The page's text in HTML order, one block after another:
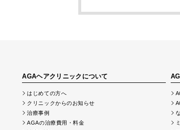
AGAヘアクリニックについて
はじめての方へ
クリニックからのお知らせ
治療事例
AGAの治療費用・料金